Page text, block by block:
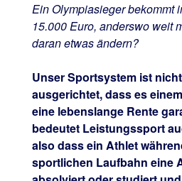
Ein Olympiasieger bekommt
15.000 Euro, anderswo weit
daran etwas ändern?
Unser Sportsystem ist
ausgerichtet, dass es
eine lebenslange Rente
bedeutet Leistungssport
also dass ein Athlet
sportlichen Laufbahn eine